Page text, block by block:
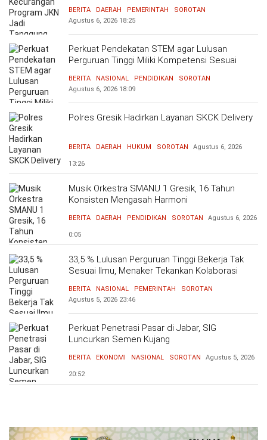
BERITA DAERAH PEMERINTAH
SOROTAN
Agustus 6, 2026 18:25
Perkuat Pendekatan STEM agar Lulusan
Perguruan Tinggi Miliki Kompetensi Sesuai
BERITA NASIONAL PENDIDIKAN
SOROTAN
Agustus 6, 2026 18:09
Polres Gresik Hadirkan Layanan SKCK Delivery
BERITA DAERAH HUKUM SOROTAN Agustus 6, 2026
13:26
Musik Orkestra SMANU 1 Gresik, 16 Tahun
Konsisten Mengasah Harmoni
BERITA DAERAH PENDIDIKAN SOROTAN Agustus 6, 2026
0:05
33,5 % Lulusan Perguruan Tinggi Bekerja Tak
Sesuai Ilmu, Menaker Tekankan Kolaborasi
BERITA NASIONAL PEMERINTAH
SOROTAN
Agustus 5, 2026 23:46
Perkuat Penetrasi Pasar di Jabar, SIG
Luncurkan Semen Kujang
BERITA EKONOMI NASIONAL SOROTAN Agustus 5, 2026
20:52